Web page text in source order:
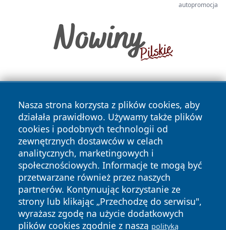
autopromocja
Nasza strona korzysta z plików cookies, aby
działała prawidłowo. Używamy także plików
cookies i podobnych technologii od
zewnętrznych dostawców w celach
analitycznych, marketingowych i
społecznościowych. Informacje te mogą być
przetwarzane również przez naszych
partnerów. Kontynuując korzystanie ze
strony lub klikając „Przechodzę do serwisu",
wyrażasz zgodę na użycie dodatkowych
plików cookies zgodnie z naszą polityką
Copyright © 2026 zyrardowski24.pl Wszystkie prawa
zastrzeżone.
News Autorzy
Polityka
Prywatności
Polityka
Cookies